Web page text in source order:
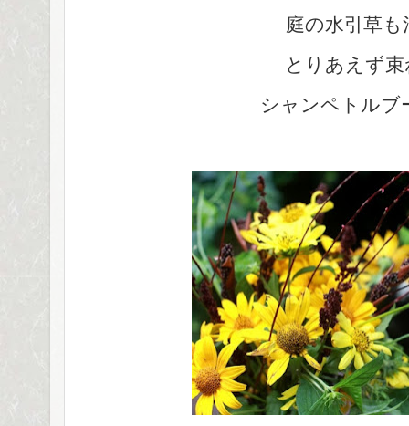
庭の水引草も
とりあえず
シャンペトルブ